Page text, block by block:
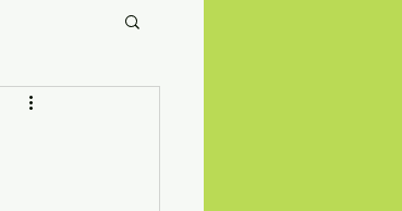
jul i Sverige